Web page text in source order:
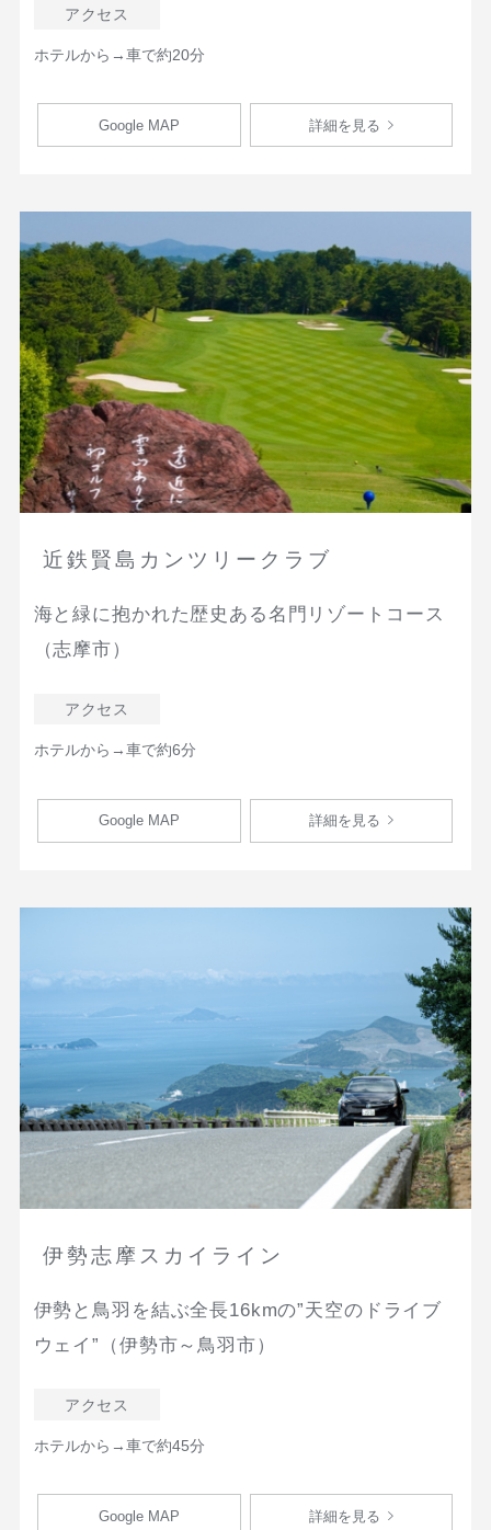
アクセス
ホテルから→車で約20分
Google MAP 詳細を見る
近鉄賢島カンツリークラブ
海と緑に抱かれた歴史ある名門リゾートコース
（志摩市）
アクセス
ホテルから→車で約6分
Google MAP 詳細を見る
伊勢志摩スカイライン
伊勢と鳥羽を結ぶ全長16kmの”天空のドライブ
ウェイ”（伊勢市～鳥羽市）
アクセス
ホテルから→車で約45分
Google MAP 詳細を見る